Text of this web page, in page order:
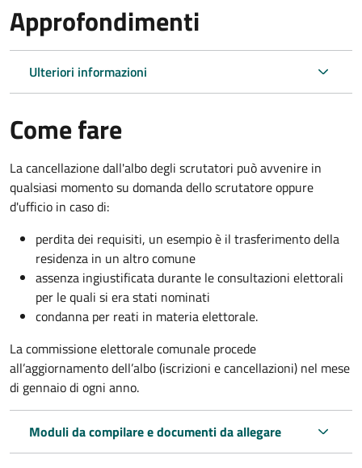
Approfondimenti
Ulteriori informazioni
Come fare
La cancellazione dall'albo degli scrutatori può avvenire in
qualsiasi momento su domanda dello scrutatore oppure
d'ufficio in caso di:
perdita dei requisiti, un esempio è il trasferimento della
residenza in un altro comune
assenza ingiustificata durante le consultazioni elettorali
per le quali si era stati nominati
condanna per reati in materia elettorale.
La commissione elettorale comunale procede
all’aggiornamento dell’albo (iscrizioni e cancellazioni) nel mese
di gennaio di ogni anno.
Moduli da compilare e documenti da allegare